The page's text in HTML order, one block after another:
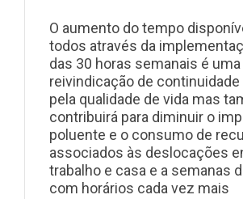
O aumento do tempo
todos através da
das 30 horas semanais é uma
reivindicação de continuidade
pela qualidade de vida mas
contribuirá para diminuir o
poluente e o consumo de
associados às deslocações
trabalho e casa e a semanas
com horários cada vez mais